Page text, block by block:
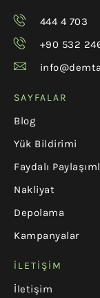
444 4 703
+90 532
SAYFALAR
Blog
Yük Bildirimi
Faydalı
Nakliyat
Depolama
Kampanyalar
İLETIŞIM
İletişim